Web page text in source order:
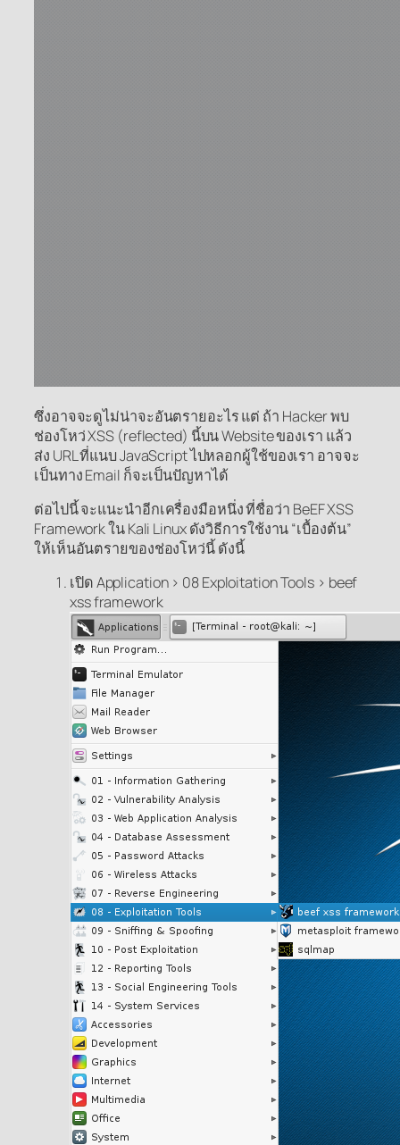
ซึ่งอาจจะดูไม่น่าจะอันตรายอะไร แต่ ถ้า Hacker พบ
ช่องโหว่ XSS (reflected) นี้บน Website ของเรา แล้ว
ส่ง URL ที่แนบ JavaScript ไปหลอกผู้ใช้ของเรา อาจจะ
เป็นทาง Email ก็จะเป็นปัญหาได้
ต่อไปนี้ จะแนะนำอีกเครื่องมือหนึ่ง ที่ชื่อว่า BeEF XSS
Framework ใน Kali Linux ดังวิธีการใช้งาน “เบื้องต้น”
ให้เห็นอันตรายของช่องโหว่นี้ ดังนี้
เปิด Application > 08 Exploitation Tools > beef
xss framework